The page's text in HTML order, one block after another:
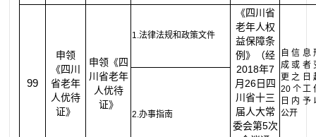
99
申领
《四川
省老年
人优待
证》
申领《四
川省老年
人优待
证》
1.法律法规和政策文件
《四川省
老年人权
益保障条
例》（经
2018年7
月26日四
川省十三
届人大常
委会第5次
自信息
成或者
更之日
20个工
日内予
公开
2.办事指南